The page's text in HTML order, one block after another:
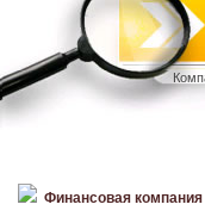
Финансовая